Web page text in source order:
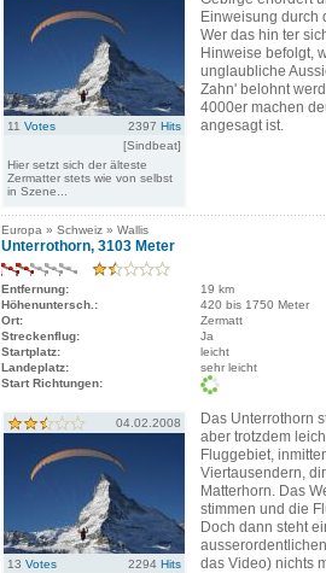
11 Votes 2397 Hits
[Sindbeat]
Hier setzt sich der älteste
Zermatter stets wie von selbst
in Szene...
Einweisung durch
Wer das hin ter
Hinweise befolgt,
unglaubliche
Zahn' belohnt
4000er machen
angesagt ist.
Europa » Schweiz » Wallis
Unterrothorn, 3103 Meter
Entfernung:
19 km
Höhenuntersch.:
420 bis 1750 Meter
Ort:
Zermatt
Streckenflug:
Ja
Startplatz:
leicht
Landeplatz:
sehr leicht
Start Richtungen:
04.02.2008
13 Votes 2294 Hits
Das Unterrothorn
aber trotzdem
Fluggebiet,
Viertausendern,
Matterhorn. Das
stimmen und die
Doch dann steht
das Video) nichts